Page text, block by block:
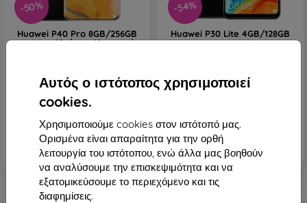
Αυτός ο ιστότοπος χρησιμοποιεί
cookies.
Χρησιμοποιούμε cookies στον ιστότοπό μας.
Ορισμένα είναι απαραίτητα για την ορθή
λειτουργία του ιστότοπου, ενώ άλλα μας βοηθούν
να αναλύσουμε την επισκεψιμότητα και να
εξατομικεύσουμε το περιεχόμενο και τις
διαφημίσεις.
-50%
Huawei P40 Pro 8GB/256GB
Dual SIM Μαύρο - Κατηγορία
251,90 €
Τελευταίο τεμάχιο σε
-54%
Huawei P30 Lite 4GB/128GB
Dual SIM Midnight Black
91,90 €